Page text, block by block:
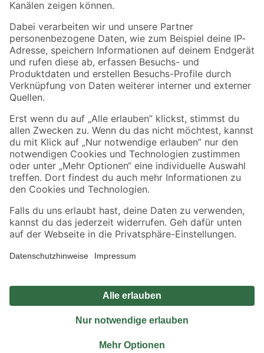
Folge uns
Zahlungsarten Versandarten
Sicher einkaufen
Jetzt die toom-App herunterladen
Alle Preisangaben in EUR inkl. gesetzl. MwSt.. Die dargestellten Angebote sind unter
Umständen nicht in allen Märkten verfügbar. Die angegebenen Verfügbarkeiten beziehen
Produkte nur solange der Vorrat reicht.
*Paketversand ab 59 € versandkostenfrei, gilt nicht für Artikel mit Speditionsversand, hier
Privatsphäre Impressum
Nutzungsbedingungen
Widerrufsrecht
Vertrag widerrufen
© 2026 toom Baumarkt GmbH